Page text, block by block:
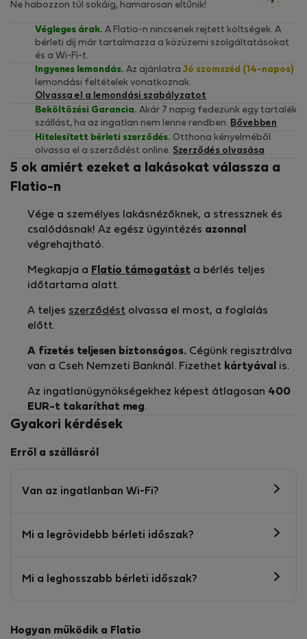
Ne habozzon túl sokáig, hamarosan eltűnik!
Végleges árak. A Flatio-n nincsenek rejtett költségek. A
bérleti díj már tartalmazza a közüzemi szolgáltatásokat
és a Wi-Fi-t.
Ingyenes lemondás. Az ajánlatra Jó szomszéd (14-napos)
lemondási feltételek vonatkoznak.
Olvassa el a lemondási szabályzatot
Beköltözési Garancia. Akár 7 napig fedezünk egy tartalék
szállást, ha az ingatlan nem lenne rendben. Bővebben
Hitelesített bérleti szerződés. Otthona kényelméből
olvassa el a szerződést online. Szerződés olvasása
5 ok amiért ezeket a lakásokat válassza a
Flatio-n
Vége a személyes lakásnézőknek, a stressznek és
csalódásnak! Az egész ügyintézés azonnal
végrehajtható.
Megkapja a Flatio támogatást a bérlés teljes
időtartama alatt.
A teljes szerződést olvassa el most, a foglalás
előtt.
A fizetés teljesen biztonságos. Cégünk regisztrálva
van a Cseh Nemzeti Banknál. Fizethet kártyával is.
Az ingatlanügynökségekhez képest átlagosan 400
EUR-t takaríthat meg.
Gyakori kérdések
Erről a szállásról
Van az ingatlanban Wi-Fi?
Mi a legrövidebb bérleti időszak?
Mi a leghosszabb bérleti időszak?
Hogyan működik a Flatio